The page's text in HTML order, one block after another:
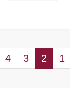
1
2
3
4